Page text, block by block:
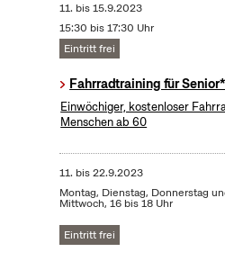
11. bis15.9.2023
15:30 bis 17:30 Uhr
Eintritt frei
Fahrradtraining für
Einwöchiger, kostenloser
Menschen ab 60
11. bis22.9.2023
Montag, Dienstag, Donnerstag
Mittwoch, 16 bis 18 Uhr
Eintritt frei